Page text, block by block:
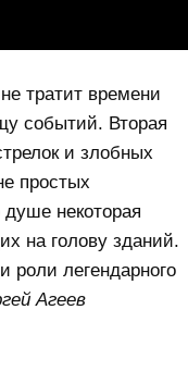
тратит времени
событий. Вторая
и злобных
простых
некоторая
на голову зданий.
роли легендарного
Агеев